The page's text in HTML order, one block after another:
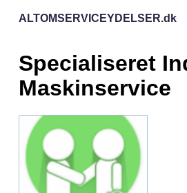
ALTOMSERVICEYDELSER.dk
Specialiseret
Maskinservice